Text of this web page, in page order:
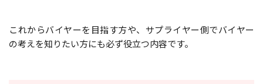
これからバイヤーを目指す方や、サプライヤー側でバイヤー
の考えを知りたい方にも必ず役立つ内容です。